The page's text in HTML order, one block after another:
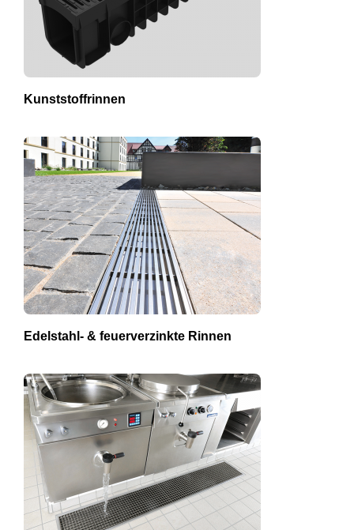
Kunststoffrinnen
Edelstahl- & feuerverzinkte Rinnen